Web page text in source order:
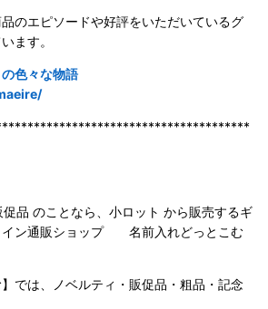
のエピソードや好評をいただいているグ
ます。
色々な物語
品 のことなら、小ロット から販売するギ
イン通販ショップ 名前入れどっとこむ
】では、ノベルティ・販促品・粗品・記念